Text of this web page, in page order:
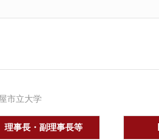
市立大学
理事長・副理事長等